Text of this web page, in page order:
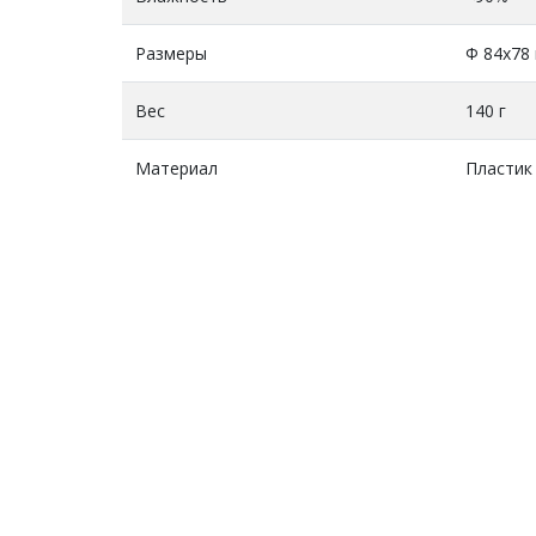
Размеры Ф
Вес 140 г
Материал Пластик